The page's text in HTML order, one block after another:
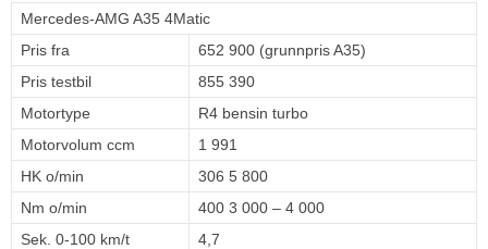
Mercedes-AMG A35 4Matic
Pris fra
652 900 (grunnpris A35)
Pris testbil
855 390
Motortype
R4 bensin turbo
Motorvolum ccm
1 991
HK o/min
306 5 800
Nm o/min
400 3 000 – 4 000
Sek. 0-100 km/t
4,7